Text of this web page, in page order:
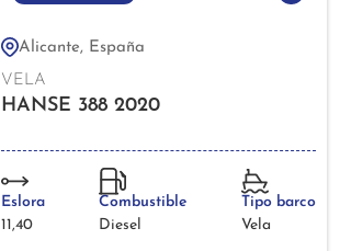
Alicante, España
VELA
HANSE 388 2020
Eslora
11,40
Combustible
Diesel
Tipo barco
Vela